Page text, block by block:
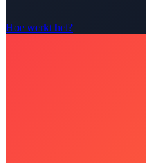
Hoe werkt het?